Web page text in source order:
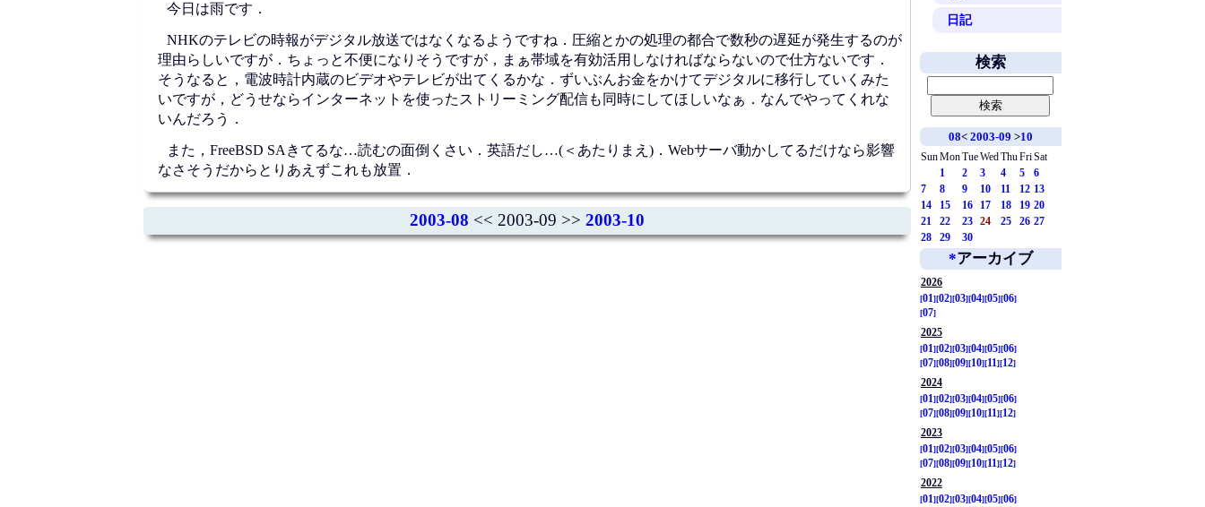
日記
今日は雨です．
NHKのテレビの時報がデジタル放送ではなくなるようですね．圧縮とかの処理の都合で数秒の遅延が発生するのが
理由らしいですが．ちょっと不便になりそうですが，まぁ帯域を有効活用しなければならないので仕方ないです．
そうなると，電波時計内蔵のビデオやテレビが出てくるかな．ずいぶんお金をかけてデジタルに移行していくみた
いですが，どうせならインターネットを使ったストリーミング配信も同時にしてほしいなぁ．なんでやってくれな
いんだろう．
また，FreeBSD SAきてるな…読むの面倒くさい．英語だし…(＜あたりまえ)．Webサーバ動かしてるだけなら影響
なさそうだからとりあえずこれも放置．
2003-08 << 2003-09 >> 2003-10
検索
08< 2003-09 >10
SunMonTueWed ThuFriSat
1
2 3 4 5
6
7
8 9 10 11 12 13
14
15 16 17 18 19 20
21
22 23 24 25 26 27
28
29 30
*アーカイブ
2026
01
02 03 04 05 06
07
2025
01
02 03 04 05 06
07 08 09 10 11
12
2024
01
02 03 04 05 06
07 08 09 10 11
12
2023
01
02 03 04 05 06
07 08 09 10 11
12
2022
01
02 03 04 05 06